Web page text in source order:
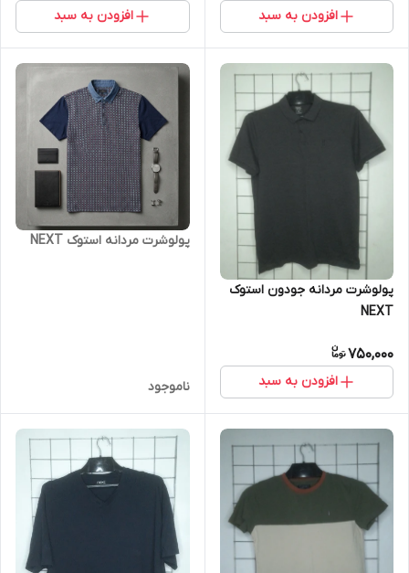
افزودن به سبد افزودن به سبد
پولوشرت مردانه جودون استوک
NEXT
750,000
افزودن به سبد
پولوشرت مردانه استوک NEXT
ناموجود